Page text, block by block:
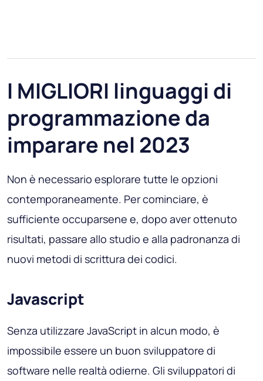
I MIGLIORI linguaggi di
programmazione da
imparare nel 2023
Non è necessario esplorare tutte le opzioni
contemporaneamente. Per cominciare, è
sufficiente occuparsene e, dopo aver ottenuto
risultati, passare allo studio e alla padronanza di
nuovi metodi di scrittura dei codici.
Javascript
Senza utilizzare JavaScript in alcun modo, è
impossibile essere un buon sviluppatore di
software nelle realtà odierne. Gli sviluppatori di